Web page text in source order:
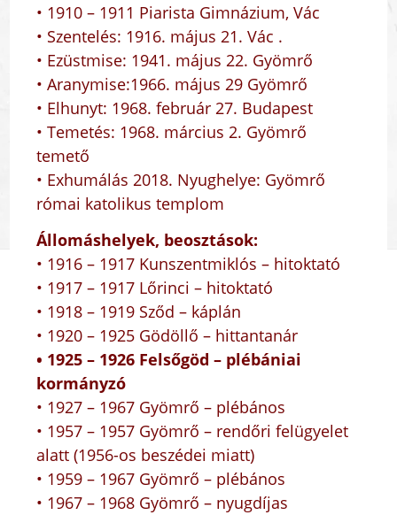
• 1910 – 1911 Piarista Gimnázium, Vác
• Szentelés: 1916. május 21. Vác .
• Ezüstmise: 1941. május 22. Gyömrő
• Aranymise:1966. május 29 Gyömrő
• Elhunyt: 1968. február 27. Budapest
• Temetés: 1968. március 2. Gyömrő
temető
• Exhumálás 2018. Nyughelye: Gyömrő
római katolikus templom
Állomáshelyek, beosztások:
• 1916 – 1917 Kunszentmiklós – hitoktató
• 1917 – 1917 Lőrinci – hitoktató
• 1918 – 1919 Sződ – káplán
• 1920 – 1925 Gödöllő – hittantanár
• 1925 – 1926 Felsőgöd – plébániai
kormányzó
• 1927 – 1967 Gyömrő – plébános
• 1957 – 1957 Gyömrő – rendőri felügyelet
alatt (1956-os beszédei miatt)
• 1959 – 1967 Gyömrő – plébános
• 1967 – 1968 Gyömrő – nyugdíjas